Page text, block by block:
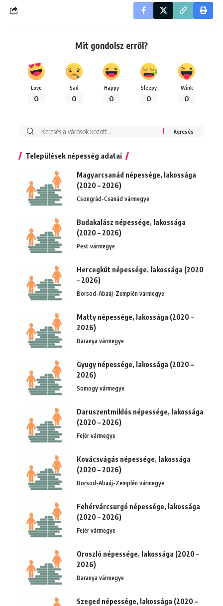
Mit gondolsz erről?
Love
0
Sad
0
Happy
0
Sleepy
0
Wink
0
Keresés:
Települések népesség adatai
Magyarcsanád népessége, lakossága
(2020 – 2026)
Csongrád-Csanád vármegye
Budakalász népessége, lakossága
(2020 – 2026)
Pest vármegye
Hercegkút népessége, lakossága (2020
– 2026)
Borsod-Abaúj-Zemplén vármegye
Matty népessége, lakossága (2020 –
2026)
Baranya vármegye
Gyugy népessége, lakossága (2020 –
2026)
Somogy vármegye
Daruszentmiklós népessége, lakossága
(2020 – 2026)
Fejér vármegye
Kovácsvágás népessége, lakossága
(2020 – 2026)
Borsod-Abaúj-Zemplén vármegye
Fehérvárcsurgó népessége, lakossága
(2020 – 2026)
Fejér vármegye
Oroszló népessége, lakossága (2020 –
2026)
Baranya vármegye
Szeged népessége, lakossága (2020 –